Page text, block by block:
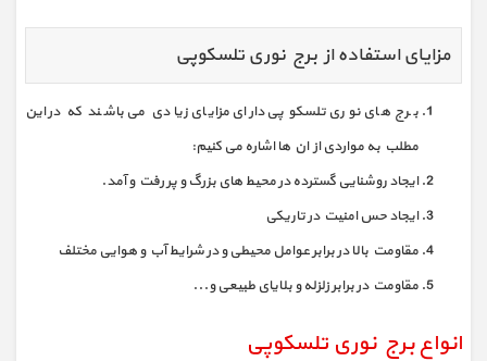
مزایای استفاده از برج نوری تلسکوپی
برج های نوری تلسکوپی دارای مزایای زیادی می باشند که در این
مطلب به مواردی از ان ها اشاره می کنیم:
ایجاد روشنایی گسترده در محیط های بزرگ و پر رفت و آمد.
ایجاد حس امنیت در تاریکی
مقاومت بالا در برابر عوامل محیطی و در شرایط آب و هوایی مختلف
مقاومت در برابر زلزله و بلایای طبیعی و...
انواع برج نوری تلسکوپی